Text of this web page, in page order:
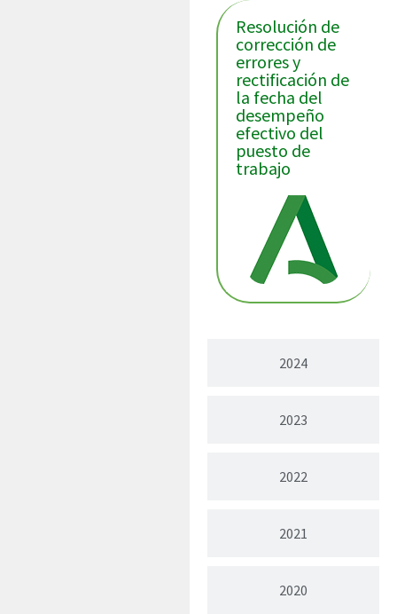
2024
2023
2022
2021
2020
Resolución de
corrección de
errores y
rectificación de
la fecha del
desempeño
efectivo del
puesto de
trabajo